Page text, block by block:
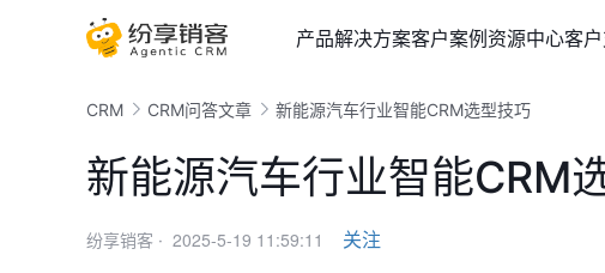
产品解决方案客户案例资源中心客
CRM CRM问答文章 新能源汽车行业智能CRM选型技巧
新能源汽车行业智能CRM
纷享销客 · 2025-5-19 11:59:11 关注